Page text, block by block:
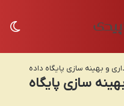
و بهینه سازی پایگاه داده
سازی پایگاه